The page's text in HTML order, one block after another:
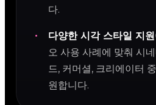
다.
다양한 시각 스타일 지원
오 사용 사례에 맞춰 시
드, 커머셜, 크리에이터
원합니다.